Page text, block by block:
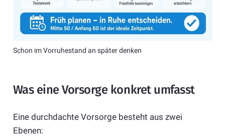
Schon im Vorruhestand an später denken
Was eine Vorsorge konkret umfasst
Eine durchdachte Vorsorge besteht aus zwei
Ebenen: